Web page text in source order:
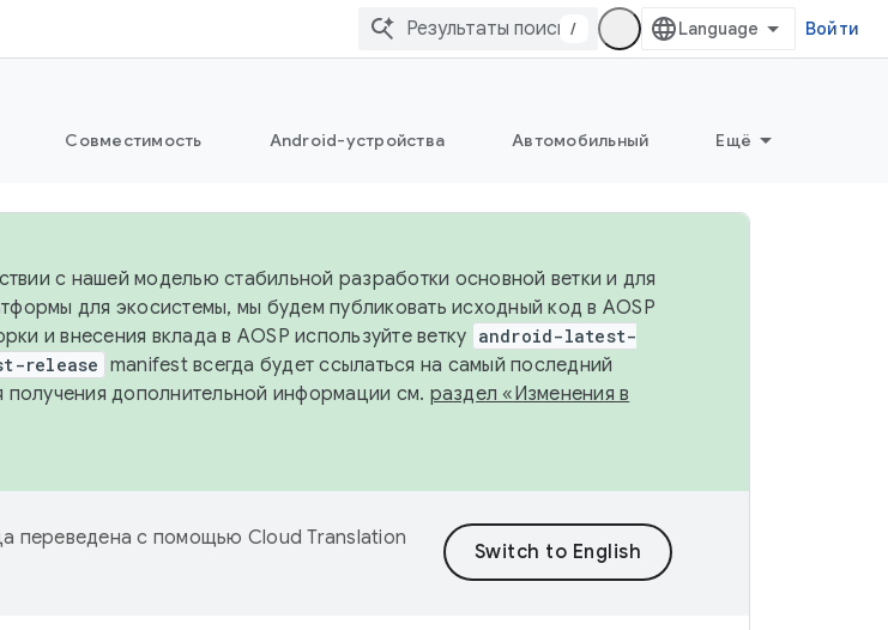
/ Войти
Совместимость Android-устройства Автомобильный Ещё
с нашей моделью стабильной разработки основной ветки и для
для экосистемы, мы будем публиковать исходный код в AOSP
и внесения вклада в AOSP используйте ветку android-latest-
release manifest всегда будет ссылаться на самый последний
получения дополнительной информации см. раздел «Изменения в
переведена с помощью Cloud Translation